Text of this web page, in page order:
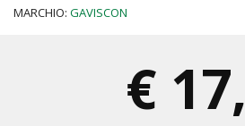
MARCHIO: GAVISCON
€ 17,